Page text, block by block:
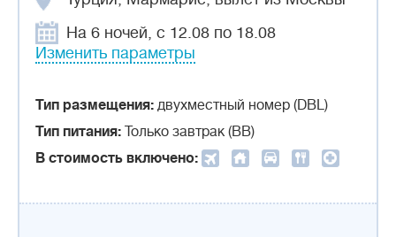
На 6 ночей, с 12.08 по 18.08
Изменить параметры
Тип размещения: двухместный номер (DBL)
Тип питания:
Только завтрак (BB)
В стоимость включено: